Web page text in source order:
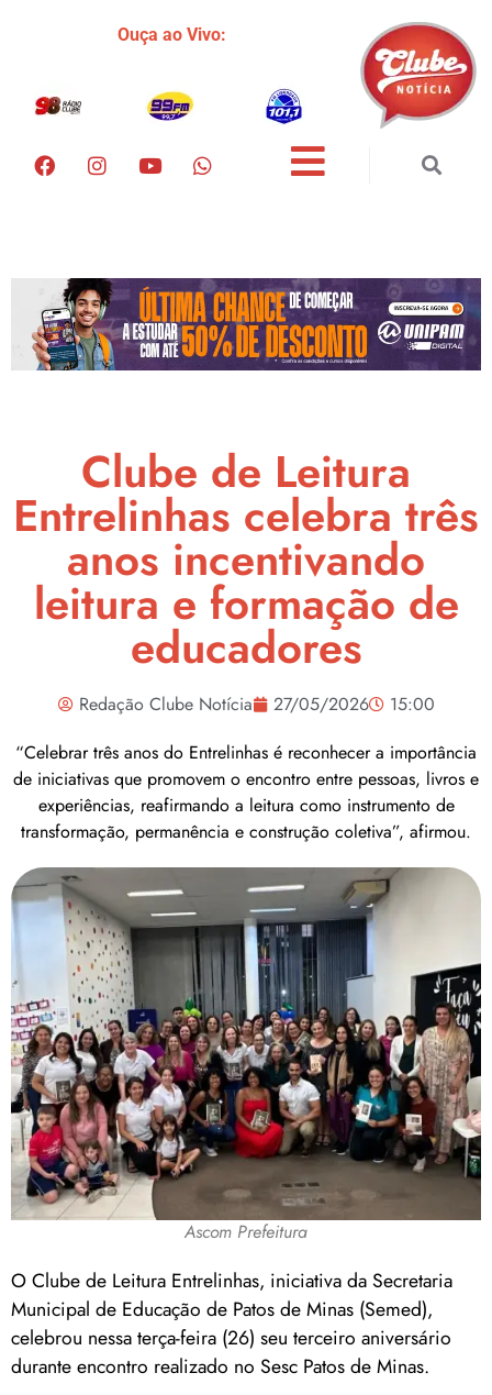
Ouça ao Vivo:
Clube de Leitura
Entrelinhas celebra três
anos incentivando
leitura e formação de
educadores
Redação Clube Notícia 27/05/2026
15:00
“Celebrar três anos do Entrelinhas é reconhecer a importância
de iniciativas que promovem o encontro entre pessoas, livros e
experiências, reafirmando a leitura como instrumento de
transformação, permanência e construção coletiva”, afirmou.
Ascom Prefeitura
O Clube de Leitura Entrelinhas, iniciativa da Secretaria
Municipal de Educação de Patos de Minas (Semed),
celebrou nessa terça-feira (26) seu terceiro aniversário
durante encontro realizado no Sesc Patos de Minas.